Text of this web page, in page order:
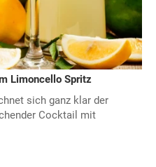
Limoncello Spritz
sich ganz klar der
Cocktail mit